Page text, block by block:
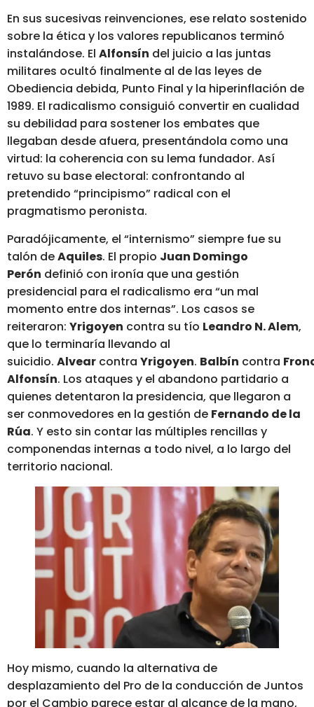
En sus sucesivas reinvenciones, ese relato sostenido
sobre la ética y los valores republicanos terminó
instalándose. El Alfonsín del juicio a las juntas
militares ocultó finalmente al de las leyes de
Obediencia debida, Punto Final y la hiperinflación de
1989. El radicalismo consiguió convertir en cualidad
su debilidad para sostener los embates que
llegaban desde afuera, presentándola como una
virtud: la coherencia con su lema fundador. Así
retuvo su base electoral: confrontando al
pretendido “principismo” radical con el
pragmatismo peronista.
Paradójicamente, el “internismo” siempre fue su
talón deAquiles. El propio Juan Domingo
Perón definió con ironía que una gestión
presidencial para el radicalismo era “un mal
momento entre dos internas”. Los casos se
reiteraron: Yrigoyen contra su tío Leandro N. Alem,
que lo terminaría llevando al
suicidio. Alvear contra Yrigoyen. Balbín contra
Alfonsín. Los ataques y el abandono partidario a
quienes detentaron la presidencia, que llegaron a
ser conmovedores en la gestión de Fernando de la
Rúa. Y esto sin contar las múltiples rencillas y
componendas internas a todo nivel, a lo largo del
territorio nacional.
Hoy mismo, cuando la alternativa de
desplazamiento del Pro de la conducción de Juntos
por el Cambio parece estar al alcance de la mano,